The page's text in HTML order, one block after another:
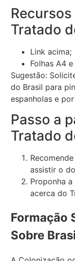
Tratado
Link acima;
Folhas A4
Sugestão:
do Brasil para
espanholas e
Passo a
Tratado
assistir o
Proponha
acerca do
Formação
Sobre